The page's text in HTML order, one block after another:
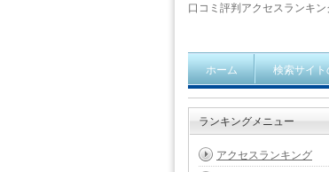
口コミ評判アクセスランキ
ホーム 検索サイ
ランキングメニュー
アクセスランキング